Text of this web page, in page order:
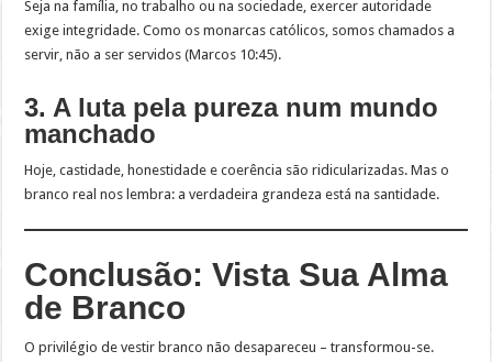
Seja na família, no trabalho ou na sociedade, exercer autoridade
exige integridade. Como os monarcas católicos, somos chamados a
servir, não a ser servidos (Marcos 10:45).
3. A luta pela pureza num mundo
manchado
Hoje, castidade, honestidade e coerência são ridicularizadas. Mas o
branco real nos lembra: a verdadeira grandeza está na santidade.
Conclusão: Vista Sua Alma
de Branco
O privilégio de vestir branco não desapareceu – transformou-se.